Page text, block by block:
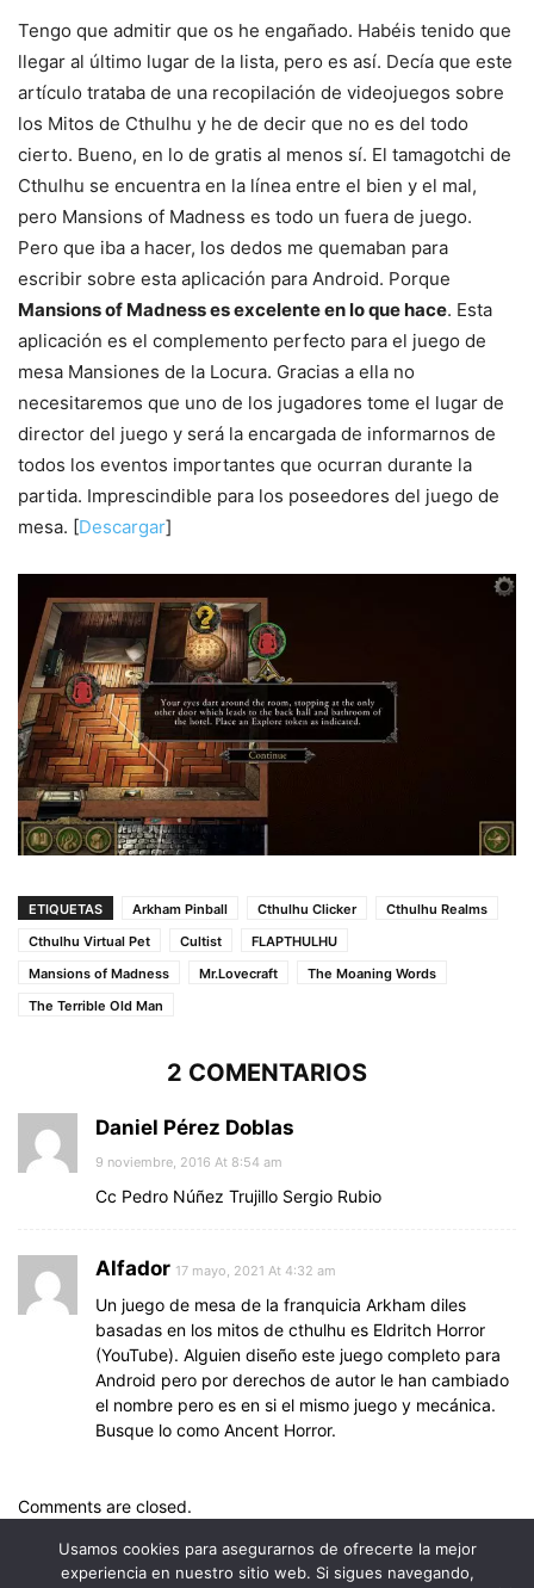
Tengo que admitir que os he engañado. Habéis tenido que
llegar al último lugar de la lista, pero es así. Decía que este
artículo trataba de una recopilación de videojuegos sobre
los Mitos de Cthulhu y he de decir que no es del todo
cierto. Bueno, en lo de gratis al menos sí. El tamagotchi de
Cthulhu se encuentra en la línea entre el bien y el mal,
pero Mansions of Madness es todo un fuera de juego.
Pero que iba a hacer, los dedos me quemaban para
escribir sobre esta aplicación para Android. Porque
Mansions of Madness es excelente en lo que hace. Esta
aplicación es el complemento perfecto para el juego de
mesa Mansiones de la Locura. Gracias a ella no
necesitaremos que uno de los jugadores tome el lugar de
director del juego y será la encargada de informarnos de
todos los eventos importantes que ocurran durante la
partida. Imprescindible para los poseedores del juego de
mesa. [Descargar]
ETIQUETAS Arkham Pinball Cthulhu Clicker
Cthulhu Realms
Cthulhu Virtual Pet
Cultist
FLAPTHULHU
Mansions of Madness
Mr.Lovecraft
The Moaning Words
The Terrible Old Man
2 COMENTARIOS
Daniel Pérez Doblas
9 noviembre, 2016 At 8:54 am
Cc Pedro Núñez Trujillo Sergio Rubio
Alfador 17 mayo, 2021 At 4:32 am
Un juego de mesa de la franquicia Arkham diles
basadas en los mitos de cthulhu es Eldritch Horror
(YouTube). Alguien diseño este juego completo para
Android pero por derechos de autor le han cambiado
el nombre pero es en si el mismo juego y mecánica.
Busque lo como Ancent Horror.
Comments are closed.
Usamos cookies para asegurarnos de ofrecerte la mejor
experiencia en nuestro sitio web. Si sigues navegando,